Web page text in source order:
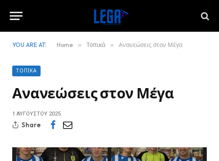
YOU ARE AT: Home » Τοπικά » Ανανεώσεις στον Μέγα
ΤΟΠΙΚΆ
Ανανεώσεις στον Μέγα
1 ΑΥΓΟΎΣΤΟΥ 2025
Share